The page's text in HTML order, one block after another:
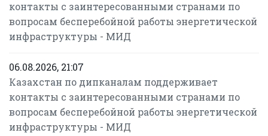
контакты с заинтересованными странами по
вопросам бесперебойной работы энергетической
инфраструктуры - МИД
06.08.2026, 21:07
Казахстан по дипканалам поддерживает
контакты с заинтересованными странами по
вопросам бесперебойной работы энергетической
инфраструктуры - МИД